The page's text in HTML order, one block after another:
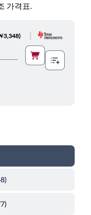
가격표.
)
)
)